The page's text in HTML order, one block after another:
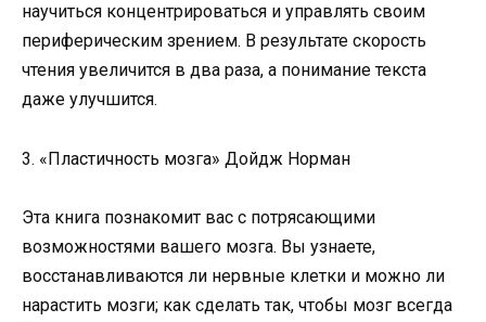
научиться концентрироваться и управлять своим
периферическим зрением. В результате скорость
чтения увеличится в два раза, а понимание текста
даже улучшится.
3. «Пластичность мозга» Дойдж Норман
Эта книга познакомит вас с потрясающими
возможностями вашего мозга. Вы узнаете,
восстанавливаются ли нервные клетки и можно ли
нарастить мозги; как сделать так, чтобы мозг всегда